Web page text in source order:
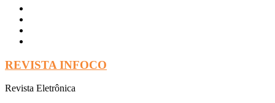
REVISTA INFOCO
Revista Eletrônica